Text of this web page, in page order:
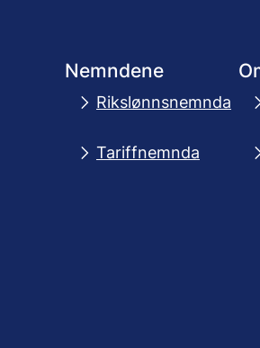
Nemndene
Rikslønnsnemnda
Tariffnemnda